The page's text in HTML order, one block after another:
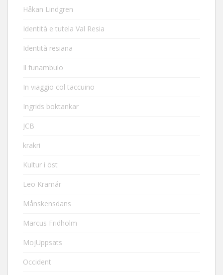
Håkan Lindgren
Identità e tutela Val Resia
Identità resiana
Il funambulo
In viaggio col taccuino
Ingrids boktankar
JCB
krakri
Kultur i öst
Leo Kramár
Månskensdans
Marcus Fridholm
MojUppsats
Occident